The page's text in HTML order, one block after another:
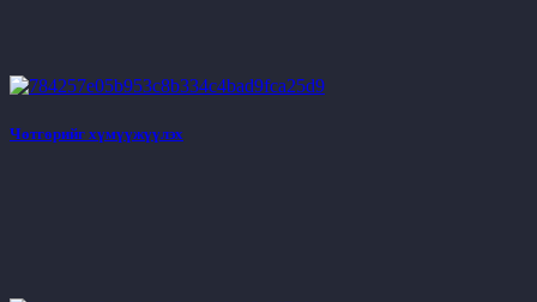
Чөтгөрийг хүмүүжүүлэх